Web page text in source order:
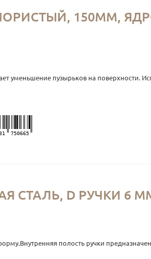
150ММ,
пузырьков на поверхности.
750665
D РУЧКИ 6
полость ручки